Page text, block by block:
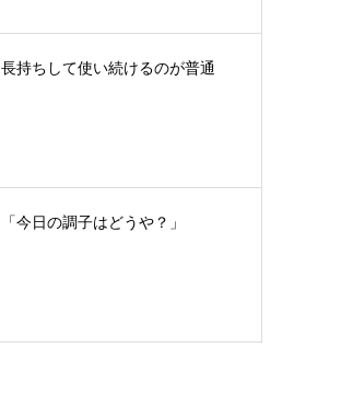
長持ちして使い続けるのが普通
「今日の調子はどうや？」